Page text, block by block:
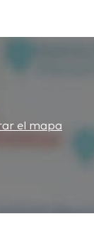
el mapa